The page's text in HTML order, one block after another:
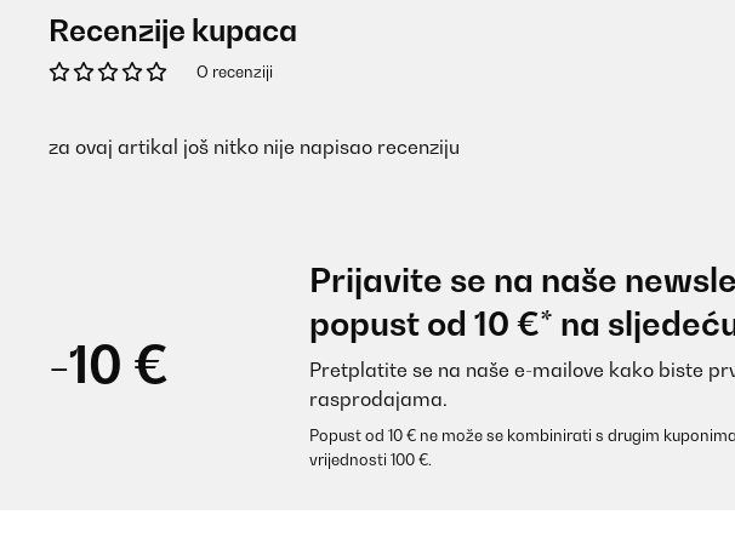
Recenzije kupaca
O recenziji
za ovaj artikal još nitko nije napisao recenziju
-10 €
Prijavite se na naše
popust od 10 €* na
Pretplatite se na naše e-mailove kako biste
rasprodajama.
Popust od 10 € ne može se kombinirati s drugim
vrijednosti 100 €.